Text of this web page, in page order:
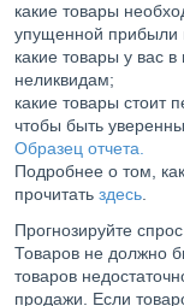
какие товары
упущенной прибыли
какие товары у вас в
неликвидам;
какие товары стоит
чтобы быть
Образец отчета.
Подробнее о том,
прочитать здесь
Прогнозируйте
Товаров не должно
товаров
продажи. Если